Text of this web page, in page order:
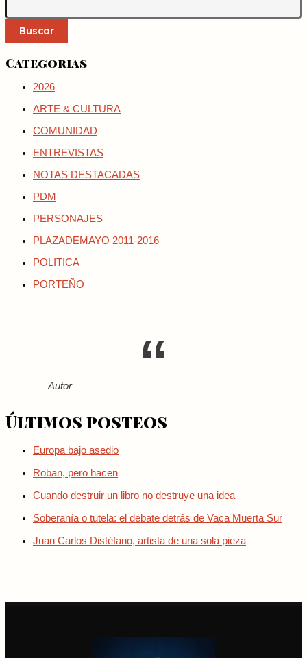
Buscar
Categorias
2026
ARTE & CULTURA
COMUNIDAD
ENTREVISTAS
NOTAS DESTACADAS
PDM
PERSONAJES
PLAZADEMAYO 2011-2016
POLITICA
PORTEÑO
Autor
Últimos posteos
Europa bajo asedio
Roban, pero hacen
Cuando destruir un libro no destruye una idea
Soberanía o tutela: el debate detrás de Vaca Muerta Sur
Juan Carlos Distéfano, artista de una sola pieza